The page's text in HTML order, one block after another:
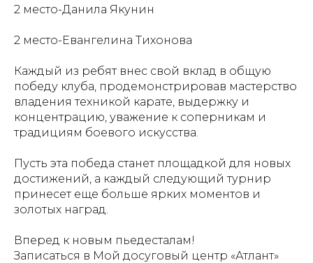
2 место-Данила Якунин
2 место-Евангелина Тихонова
Каждый из ребят внес свой вклад в общую
победу клуба, продемонстрировав мастерство
владения техникой карате, выдержку и
концентрацию, уважение к соперникам и
традициям боевого искусства.
Пусть эта победа станет площадкой для новых
достижений, а каждый следующий турнир
принесет еще больше ярких моментов и
золотых наград.
Вперед к новым пьедесталам!
Записаться в Мой досуговый центр «Атлант»